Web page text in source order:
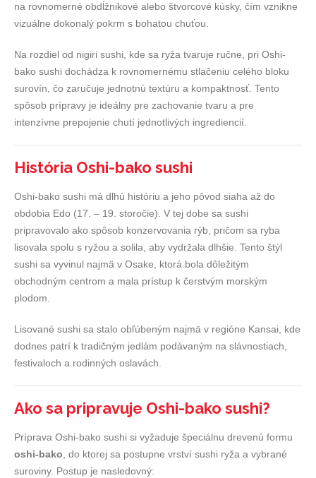
na rovnomerné obdĺžnikové alebo štvorcové kúsky, čím vznikne
vizuálne dokonalý pokrm s bohatou chuťou.
Na rozdiel od nigiri sushi, kde sa ryža tvaruje ručne, pri Oshi-
bako sushi dochádza k rovnomernému stlačeniu celého bloku
surovín, čo zaručuje jednotnú textúru a kompaktnosť. Tento
spôsob prípravy je ideálny pre zachovanie tvaru a pre
intenzívne prepojenie chutí jednotlivých ingrediencií.
História Oshi-bako sushi
Oshi-bako sushi má dlhú históriu a jeho pôvod siaha až do
obdobia Edo (17. – 19. storočie). V tej dobe sa sushi
pripravovalo ako spôsob konzervovania rýb, pričom sa ryba
lisovala spolu s ryžou a solila, aby vydržala dlhšie. Tento štýl
sushi sa vyvinul najmä v Osake, ktorá bola dôležitým
obchodným centrom a mala prístup k čerstvým morským
plodom.
Lisované sushi sa stalo obľúbeným najmä v regióne Kansai, kde
dodnes patrí k tradičným jedlám podávaným na slávnostiach,
festivaloch a rodinných oslavách.
Ako sa pripravuje Oshi-bako sushi?
Príprava Oshi-bako sushi si vyžaduje špeciálnu drevenú formu
oshi-bako , do ktorej sa postupne vrství sushi ryža a vybrané
suroviny. Postup je nasledovný: